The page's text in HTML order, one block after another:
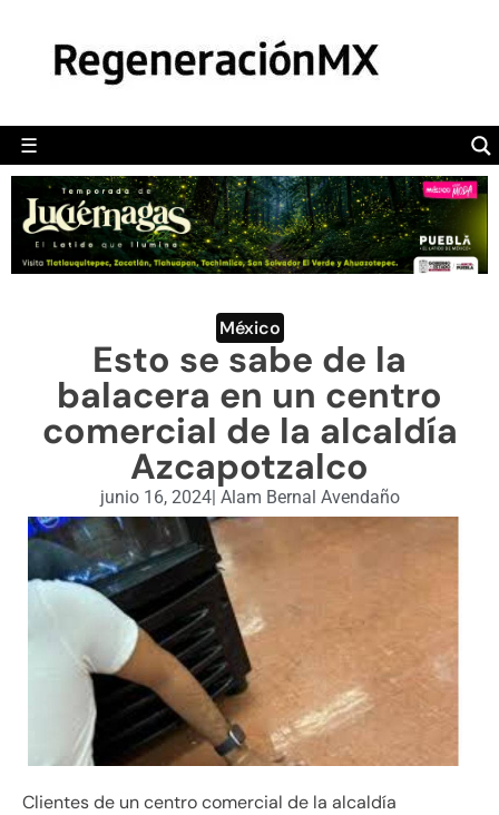
☰
POLÍTICA
CAMALEÓN
OPINIÓN
DEPORTES
ENGLISH SECTION
VIDEOS
México
Esto se sabe de la
balacera en un centro
comercial de la alcaldía
Azcapotzalco
junio 16, 2024| Alam Bernal Avendaño
Clientes de un centro comercial de la alcaldía